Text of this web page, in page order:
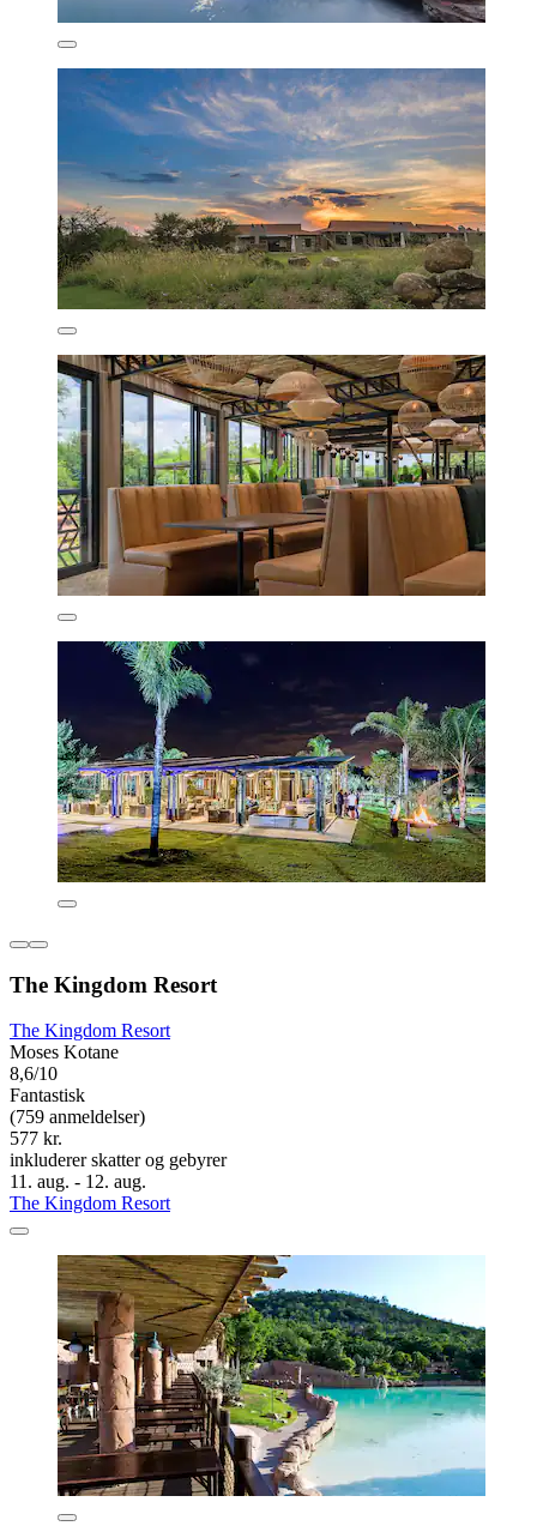
The Kingdom Resort
The Kingdom Resort
Moses Kotane
8,6/10
Fantastisk
(759 anmeldelser)
577 kr.
inkluderer skatter og gebyrer
11. aug. - 12. aug.
The Kingdom Resort